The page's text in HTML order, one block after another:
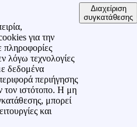
για την
λόγω τεχνολογίες
δεδομένα
περιήγησης
τον ιστότοπο. Η μη
μπορεί
και
Διαχείριση
συγκατάθεσης